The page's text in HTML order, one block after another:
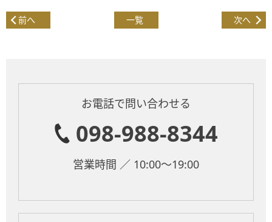
前へ 一覧 次へ
お電話で問い合わせる
098-988-8344
営業時間 ／ 10:00～19:00